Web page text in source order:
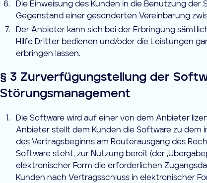
Die Einweisung des Kunden in die Benutzung
Gegenstand einer gesonderten Vereinbarung
Der Anbieter kann sich bei der Erbringung
Hilfe Dritter bedienen und/oder die Leistungen
erbringen lassen.
§ 3 Zurverfügungstellung der
Störungsmanagement
Die Software wird auf einer von dem Anbieter
Anbieter stellt dem Kunden die Software zu
des Vertragsbeginns am Routerausgang des
Software steht, zur Nutzung bereit (der
elektronischer Form die erforderlichen
Kunden nach Vertragsschluss in elektronischer